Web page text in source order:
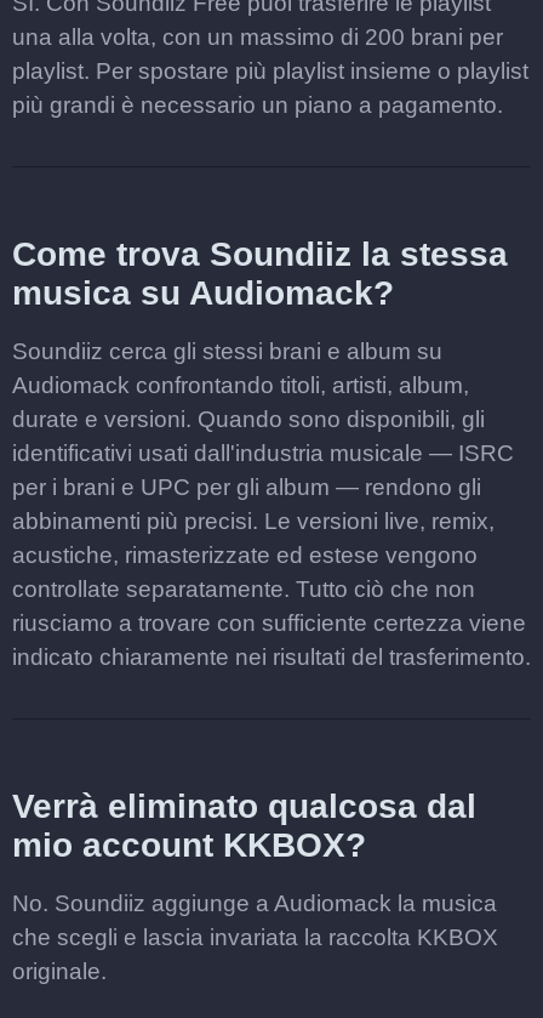
una alla volta, con un massimo di 200 brani per
playlist. Per spostare più playlist insieme o playlist
più grandi è necessario un piano a pagamento.
Come trova Soundiiz la stessa
musica su Audiomack?
Soundiiz cerca gli stessi brani e album su
Audiomack confrontando titoli, artisti, album,
durate e versioni. Quando sono disponibili, gli
identificativi usati dall'industria musicale — ISRC
per i brani e UPC per gli album — rendono gli
abbinamenti più precisi. Le versioni live, remix,
acustiche, rimasterizzate ed estese vengono
controllate separatamente. Tutto ciò che non
riusciamo a trovare con sufficiente certezza viene
indicato chiaramente nei risultati del trasferimento.
Verrà eliminato qualcosa dal
mio account KKBOX?
No. Soundiiz aggiunge a Audiomack la musica
che scegli e lascia invariata la raccolta KKBOX
originale.